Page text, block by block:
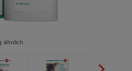
ähnlich